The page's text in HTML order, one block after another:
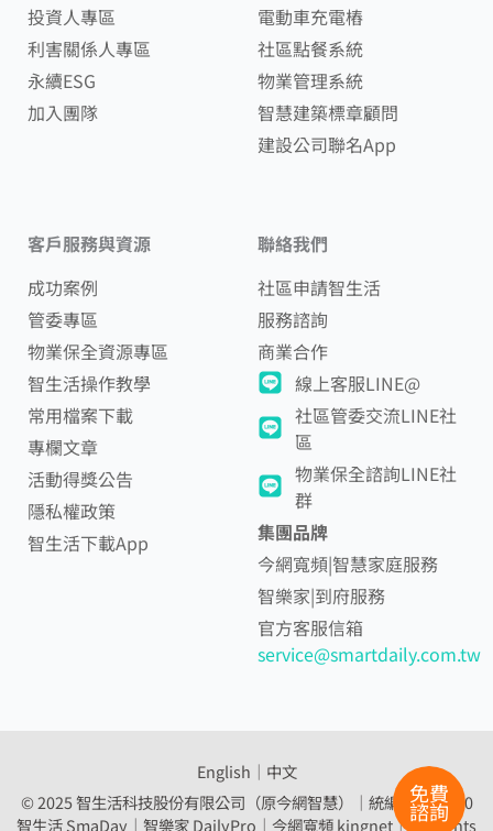
免費
諮詢
投資人專區
利害關係人專區
永續ESG
加入團隊
電動車充電樁
社區點餐系統
物業管理系統
智慧建築標章顧問
建設公司聯名App
客戶服務與資源
成功案例
管委專區
物業保全資源專區
智生活操作教學
常用檔案下載
專欄文章
活動得獎公告
隱私權政策
智生活下載App
聯絡我們
社區申請智生活
服務諮詢
商業合作
線上客服LINE@
社區管委交流LINE社
區
物業保全諮詢LINE社
群
集團品牌
今網寬頻|智慧家庭服務
智樂家|到府服務
官方客服信箱
service@smartdaily.com.tw
English │ 中文
© 2025 智生活科技股份有限公司（原今網智慧）｜統編 54307560
智生活 SmaDay｜智樂家 DailyPro｜ 今網寬頻 kingnet｜All Rights